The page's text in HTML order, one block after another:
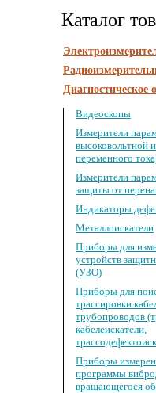
Каталог
Диагностическое
Видеоскопы
Измерители
высоковольтной
переменного
Измерители
защиты от
Индикаторы
Металлоискатели
Приборы для
устройств
(УЗО)
Приборы для
трассировки
трубопроводов
кабелеискатели,
Приборы
программы
вращающегося